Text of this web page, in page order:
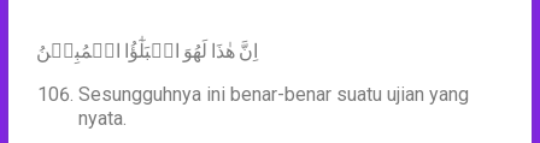
اِنَّ هٰذَا لَهُوَ الۡبَلٰٓؤُا الۡمُبِيۡنُ
Sesungguhnya ini benar-benar suatu ujian yang
nyata.